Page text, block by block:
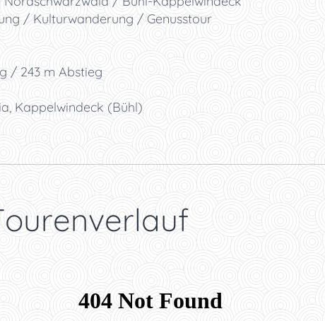
/ Kulturwanderung / Genusstour
/ 243 m Abstieg
Kappelwindeck (Bühl)